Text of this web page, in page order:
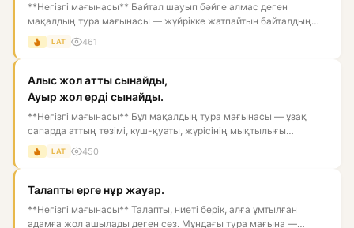
**Негізгі мағынасы** Байтал шауып бәйге алмас деген
мақалдың тура мағынасы — жүйрікке жатпайтын байталдың
үлкен жарыста...
LAT 461
Алыс жол атты сынайды,
Ауыр жол ерді сынайды.
**Негізгі мағынасы** Бұл мақалдың тура мағынасы — ұзақ
сапарда аттың төзімі, күш-қуаты, жүрісінің мықтылығы
сыналады. Ал...
LAT 450
Талапты ерге нұр жауар.
**Негізгі мағынасы** Талапты, ниеті берік, алға ұмтылған
адамға жол ашылады деген сөз. Мұндағы тура мағына —